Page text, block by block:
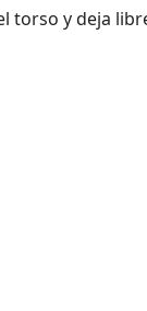
torso y deja